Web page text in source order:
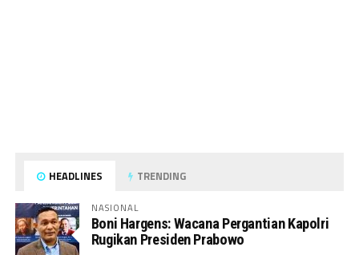
HEADLINES TRENDING
NASIONAL
Boni Hargens: Wacana Pergantian Kapolri
Rugikan Presiden Prabowo